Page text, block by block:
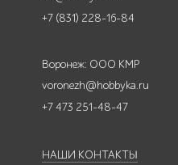
+7 (831) 228-16-84
Воронеж: ООО КМР
voronezh@hobbyka.ru
+7 473 251-48-47
НАШИ КОНТАКТЫ